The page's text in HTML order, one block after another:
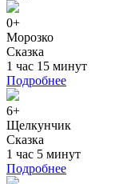
0+
Морозко
Сказка
1 час 15 минут
Подробнее
6+
Щелкунчик
Сказка
1 час 5 минут
Подробнее